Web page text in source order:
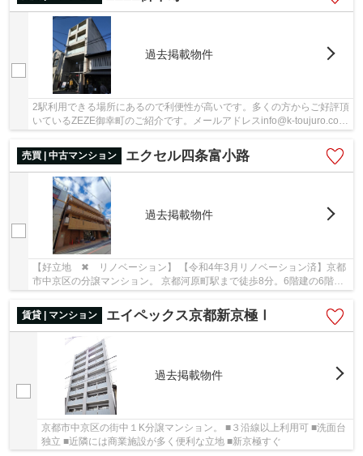
過去掲載物件
2駅利用できる場所にあるので利便性が高いです。多くの方からご好評頂
いているZEZE御幸町のご紹介です。メールアドレスinfo@k-toujuro.com
売買 | 中古マンション
エクセル四条富小路
過去掲載物件
【好立地 ✖ リノベーション】 【令和4年3月リノベーション済】京都
市中京区の分譲マンション。 京都河原町駅まで徒歩8分。6階建の6階部
分、南向きバルコニー、陽当・通風・眺望良好...
賃貸 | マンション
エイペックス京都新京極Ⅰ
過去掲載物件
京都市中京区の街中１K分譲マンション。 ■３沿線以上利用可 ■洗面台
独立 ■近隣には商業施設が多く便利な立地 ■新京極すぐ